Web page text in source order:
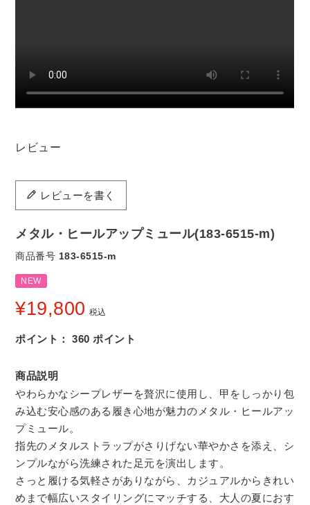
レビュー
レビューを書く
メタル・ヒールアップミュール(183-6515-m)
商品番号 183-6515-m
NEW
¥19,800 税込
ポイント： 360 ポイント
商品説明
やわらかなシープレザーを贅沢に使用し、甲をしっかり包
み込む安心感のある履き心地が魅力のメタル・ヒールアッ
プミュール。
指先のメタルストラップがさりげない華やかさを添え、シ
ンプルながら洗練された足元を演出します。
さっと履ける気軽さがありながら、カジュアルからきれい
めまで幅広いスタイリングにマッチする、大人の夏におす